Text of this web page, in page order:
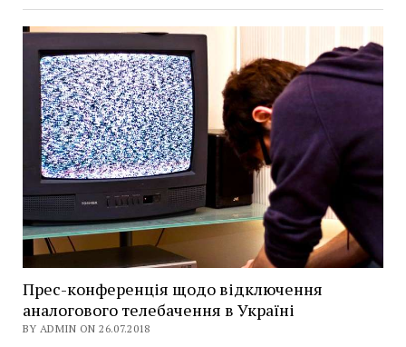
Прес-конференція щодо відключення
аналогового телебачення в Україні
BY ADMIN ON 26.07.2018